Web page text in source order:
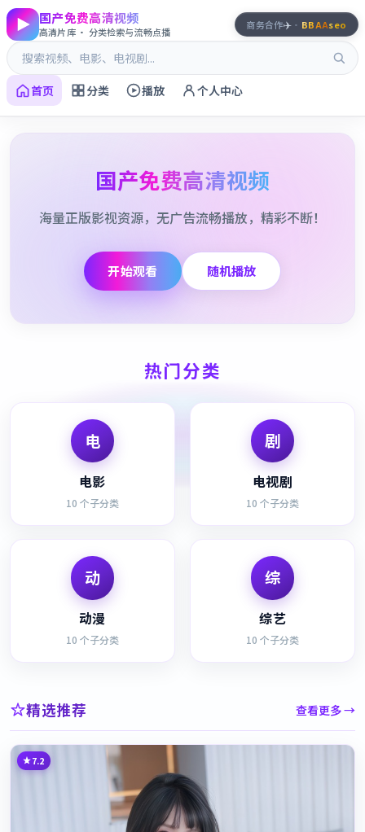
国产免费高清视频
高清片库 · 分类检索与流畅点播
首页 分类 播放 个人中心
商务合作✈️ · BBAAseo
国产免费高清视频
海量正版影视资源，无广告流畅播放，精彩不断！
开始观看 随机播放
热门分类
电
电影
10 个子分类
剧
电视剧
10 个子分类
动
动漫
10 个子分类
综
综艺
10 个子分类
精选推荐 查看更多 →
7.2